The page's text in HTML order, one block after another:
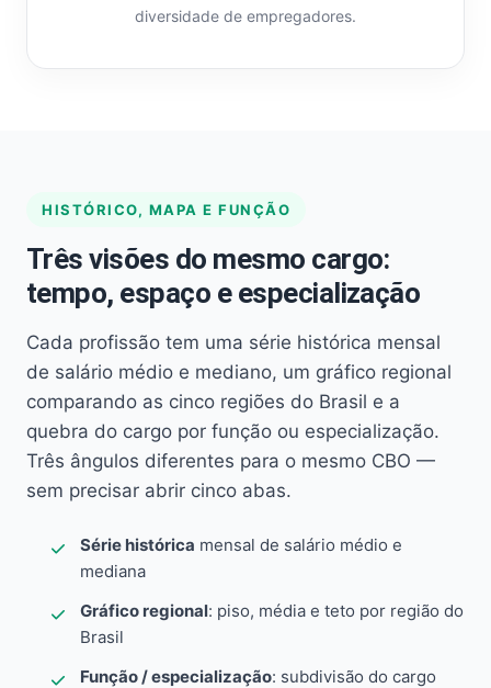
diversidade de empregadores.
HISTÓRICO, MAPA E FUNÇÃO
Três visões do mesmo cargo:
tempo, espaço e especialização
Cada profissão tem uma série histórica mensal
de salário médio e mediano, um gráfico regional
comparando as cinco regiões do Brasil e a
quebra do cargo por função ou especialização.
Três ângulos diferentes para o mesmo CBO —
sem precisar abrir cinco abas.
Série histórica mensal de salário médio e
mediana
Gráfico regional: piso, média e teto por região do
Brasil
Função / especialização: subdivisão do cargo